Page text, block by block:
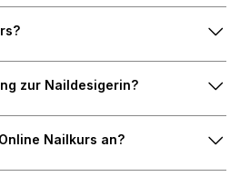
zur Naildesigerin?
Nailkurs an?